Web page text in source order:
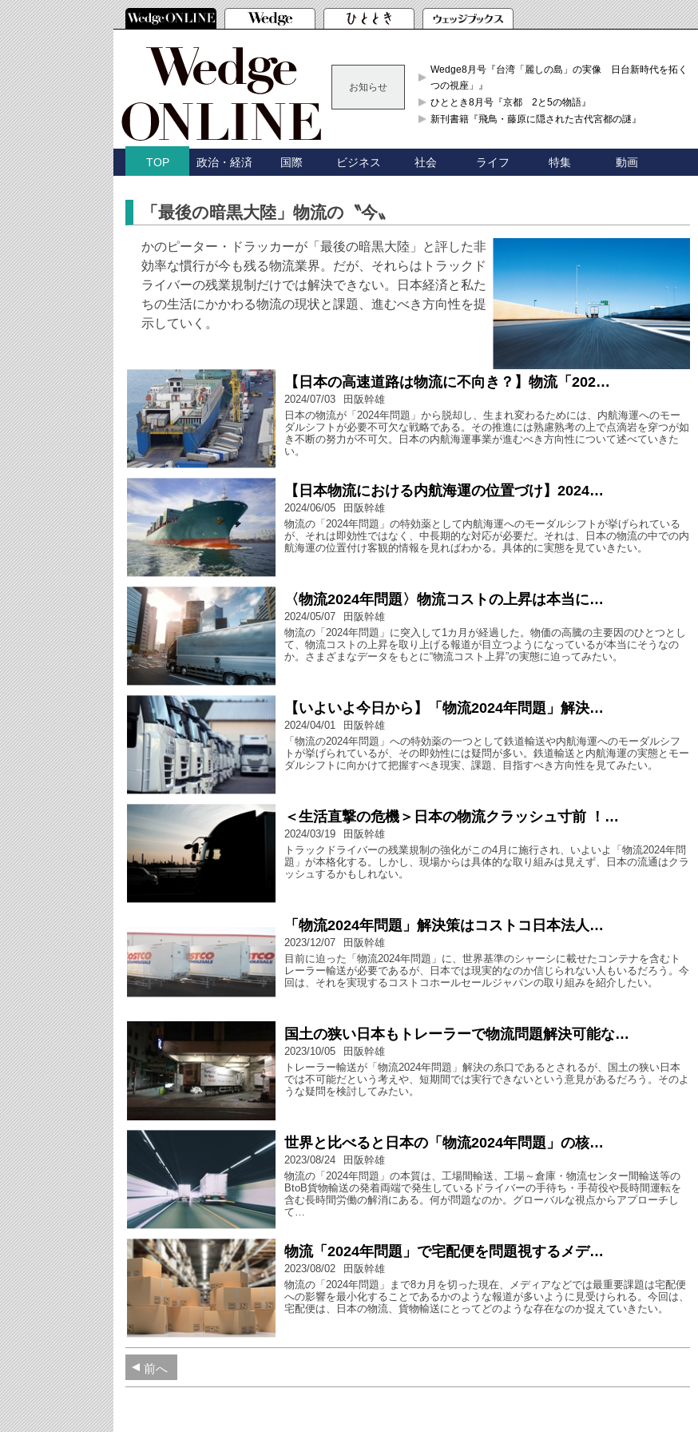
お知らせ
Wedge8月号『台湾「麗しの島」の実像 日台新時代を拓く「3
つの視座」』
ひととき8月号『京都 2と5の物語』
新刊書籍『飛鳥・藤原に隠された古代宮都の謎』
TOP 政治・経済 国際 ビジネス 社会 ライフ 特集 動画
「最後の暗黒大陸」物流の〝今〟
かのピーター・ドラッカーが「最後の暗黒大陸」と評した非
効率な慣行が今も残る物流業界。だが、それらはトラックド
ライバーの残業規制だけでは解決できない。日本経済と私た
ちの生活にかかわる物流の現状と課題、進むべき方向性を提
示していく。
【日本の高速道路は物流に不向き？】物流「202…
2024/07/03
田阪幹雄
日本の物流が「2024年問題」から脱却し、生まれ変わるためには、内航海運へのモー
ダルシフトが必要不可欠な戦略である。その推進には熟慮熟考の上で点滴岩を穿つが如
き不断の努力が不可欠。日本の内航海運事業が進むべき方向性について述べていきた
い。
【日本物流における内航海運の位置づけ】2024…
2024/06/05
田阪幹雄
物流の「2024年問題」の特効薬として内航海運へのモーダルシフトが挙げられている
が、それは即効性ではなく、中長期的な対応が必要だ。それは、日本の物流の中での内
航海運の位置付け客観的情報を見ればわかる。具体的に実態を見ていきたい。
〈物流2024年問題〉物流コストの上昇は本当に…
2024/05/07
田阪幹雄
物流の「2024年問題」に突入して1カ月が経過した。物価の高騰の主要因のひとつとし
て、物流コストの上昇を取り上げる報道が目立つようになっているが本当にそうなの
か。さまざまなデータをもとに“物流コスト上昇”の実態に迫ってみたい。
【いよいよ今日から】「物流2024年問題」解決…
2024/04/01
田阪幹雄
「物流の2024年問題」への特効薬の一つとして鉄道輸送や内航海運へのモーダルシフ
トが挙げられているが、その即効性には疑問が多い。鉄道輸送と内航海運の実態とモー
ダルシフトに向かけて把握すべき現実、課題、目指すべき方向性を見てみたい。
＜生活直撃の危機＞日本の物流クラッシュ寸前 ！…
2024/03/19
田阪幹雄
トラックドライバーの残業規制の強化がこの4月に施行され、いよいよ「物流2024年問
題」が本格化する。しかし、現場からは具体的な取り組みは見えず、日本の流通はクラ
ッシュするかもしれない。
「物流2024年問題」解決策はコストコ日本法人…
2023/12/07
田阪幹雄
目前に迫った「物流2024年問題」に、世界基準のシャーシに載せたコンテナを含むト
レーラー輸送が必要であるが、日本では現実的なのか信じられない人もいるだろう。今
回は、それを実現するコストコホールセールジャパンの取り組みを紹介したい。
国土の狭い日本もトレーラーで物流問題解決可能な…
2023/10/05
田阪幹雄
トレーラー輸送が「物流2024年問題」解決の糸口であるとされるが、国土の狭い日本
では不可能だという考えや、短期間では実行できないという意見があるだろう。そのよ
うな疑問を検討してみたい。
世界と比べると日本の「物流2024年問題」の核…
2023/08/24
田阪幹雄
物流の「2024年問題」の本質は、工場間輸送、工場～倉庫・物流センター間輸送等の
BtoB貨物輸送の発着両端で発生しているドライバーの手待ち・手荷役や長時間運転を
含む長時間労働の解消にある。何が問題なのか。グローバルな視点からアプローチし
て…
物流「2024年問題」で宅配便を問題視するメデ…
2023/08/02
田阪幹雄
物流の「2024年問題」まで8カ月を切った現在、メディアなどでは最重要課題は宅配便
への影響を最小化することであるかのような報道が多いように見受けられる。今回は、
宅配便は、日本の物流、貨物輸送にとってどのような存在なのか捉えていきたい。
前へ